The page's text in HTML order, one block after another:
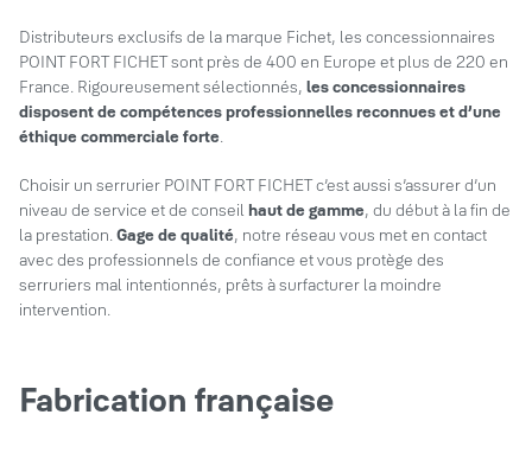
Distributeurs exclusifs de la marque Fichet, les concessionnaires
POINT FORT FICHET sont près de 400 en Europe et plus de 220 en
France. Rigoureusement sélectionnés, les concessionnaires
disposent de compétences professionnelles reconnues et d’une
éthique commerciale forte
Choisir un serrurier POINT FORT FICHET c’est aussi s’assurer d’un
niveau de service et de conseil haut de gamme, du début à la fin de
la prestation. Gage de qualité, notre réseau vous met en contact
avec des professionnels de confiance et vous protège des
serruriers mal intentionnés, prêts à surfacturer la moindre
intervention.
Fabrication française